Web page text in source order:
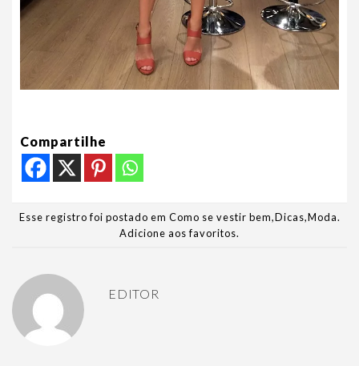
Compartilhe
Esse registro foi postado em Como se vestir bem,Dicas,Moda.
Adicione aos favoritos.
EDITOR